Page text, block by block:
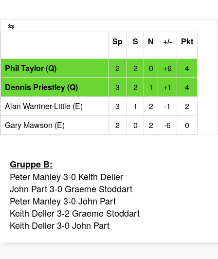
Sp S N +/- Pkt
Phil Taylor (Q) 2 2 0 +6
4
Dennis Priestley (Q)
3 2 1 +1
4
Alan Warriner-Little (E)
3 1 2 -1
2
Gary Mawson (E)
2 0 2 -6 0
Gruppe B:
Peter Manley 3-0 Keith Deller
John Part 3-0 Graeme Stoddart
Peter Manley 3-0 John Part
Keith Deller 3-2 Graeme Stoddart
Keith Deller 3-0 John Part